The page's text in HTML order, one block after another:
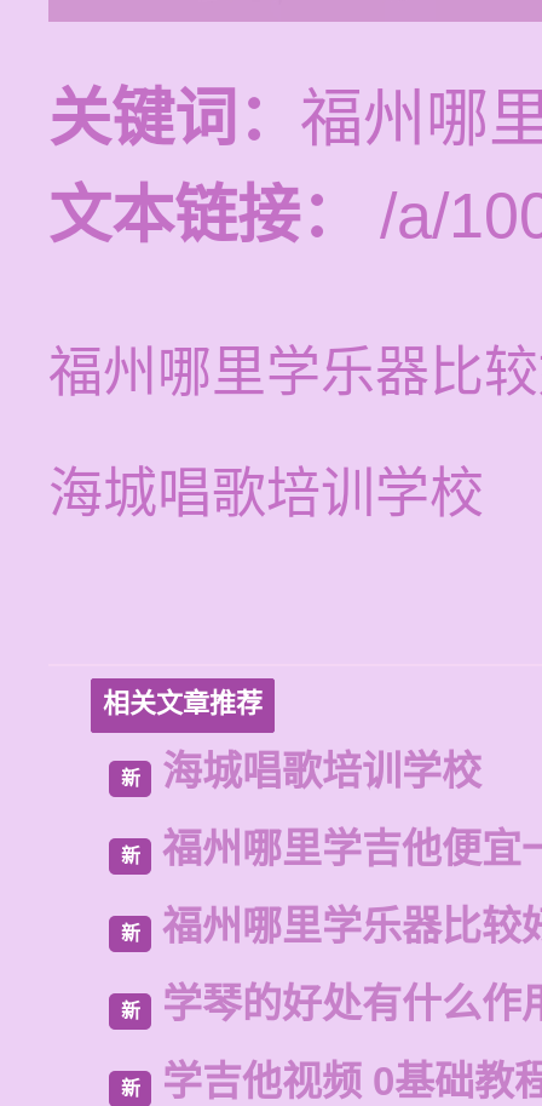
关键词： 福州哪
文本链接：
/a/
福州哪里学乐器比
海城唱歌培训学校
相关文章推荐
新 海城唱歌培训学校
新 福州哪里学吉他便宜
新 福州哪里学乐器比较
新 学琴的好处有什么作
新 学吉他视频 0基础教